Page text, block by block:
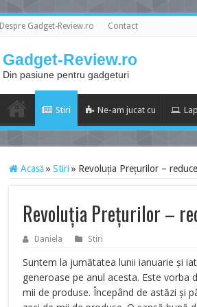
Despre Gadget-Review.ro Contact
Gadget-Review.ro
Din pasiune pentru gadgeturi
Stiri Ne-am jucat cu
Acasă » Stiri » Revoluția Prețurilor –
Revoluția Prețurilor –
Daniela Stiri
Suntem la jumătatea lunii ianuarie și
generoase pe anul acesta. Este vorba
mii de produse. Începând de astăzi și